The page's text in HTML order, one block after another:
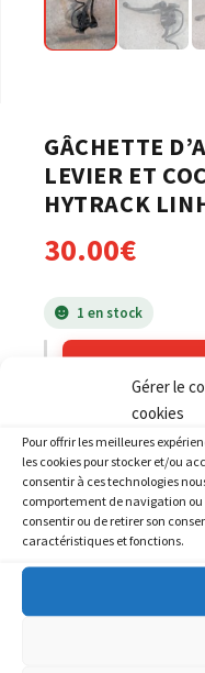
Gérer le
cookies
Pour offrir les meilleures
les cookies pour stocker et/ou
consentir à ces technologies
comportement de navigation ou
consentir ou de retirer son
caractéristiques et fonctions.
GÂCHETTE
LEVIER ET
HYTRACK
30.00€
1 en stock
Catégorie :HYTRACK
PRODUITS